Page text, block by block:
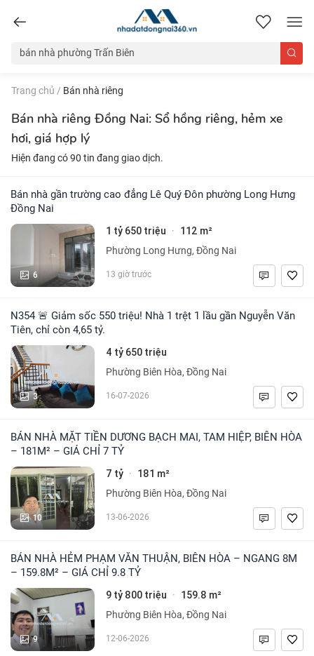
nhadatdongnai360.vn
Trang chủ / Bán nhà riêng
Bán nhà riêng Đồng Nai: Sổ hồng riêng, hẻm xe
hơi, giá hợp lý
Hiện đang có 90 tin đang giao dịch.
Bán nhà gần trường cao đẳng Lê Quý Đôn phường Long Hưng
Đồng Nai
6
1 tỷ 650 triệu · 112 m²
Phường Long Hưng, Đồng Nai
13 giờ trước
N354 🚨 Giảm sốc 550 triệu! Nhà 1 trệt 1 lầu gần Nguyễn Văn
Tiên, chỉ còn 4,65 tỷ.
3
4 tỷ 650 triệu
Phường Biên Hòa, Đồng Nai
16-07-2026
BÁN NHÀ MẶT TIỀN DƯƠNG BẠCH MAI, TAM HIỆP, BIÊN HÒA
– 181M² – GIÁ CHỈ 7 TỶ
10
7 tỷ · 181 m²
Phường Biên Hòa, Đồng Nai
13-06-2026
BÁN NHÀ HẺM PHẠM VĂN THUẬN, BIÊN HÒA – NGANG 8M
– 159.8M² – GIÁ CHỈ 9.8 TỶ
9
9 tỷ 800 triệu · 159.8 m²
Phường Biên Hòa, Đồng Nai
12-06-2026